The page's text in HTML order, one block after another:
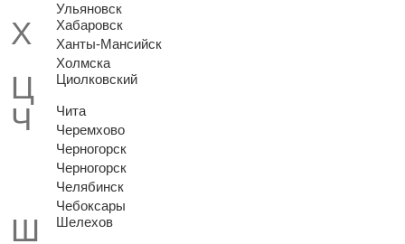
Ульяновск
Хабаровск
Ханты-Мансийск
Холмска
Циолковский
Чита
Черемхово
Черногорск
Черногорск
Челябинск
Чебоксары
Шелехов